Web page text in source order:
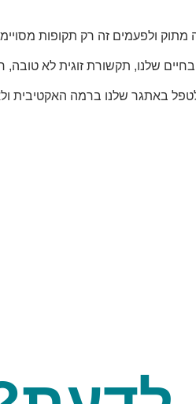
ולפעמים זה רק תקופות
שלנו, תקשורת זוגית לא
באתגר שלנו ברמה האקטיבית